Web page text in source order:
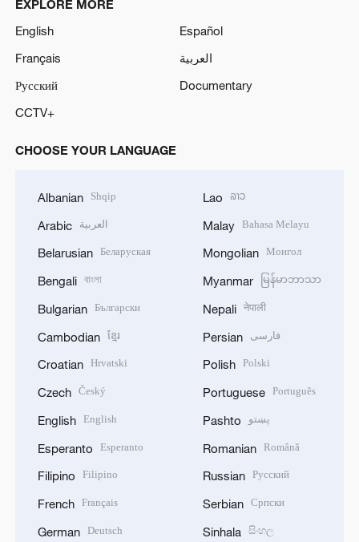
EXPLORE MORE
English
Español
Français
العربية
Русский
Documentary
CCTV+
CHOOSE YOUR LANGUAGE
Albanian Shqip
Arabic العربية
Belarusian Беларуская
Bengali বাংলা
Bulgarian Български
Cambodian ខ្មែរ
Croatian Hrvatski
Czech Český
English English
Esperanto Esperanto
Filipino Filipino
French Français
German Deutsch
Lao ລາວ
Malay Bahasa Melayu
Mongolian Монгол
Myanmar မြန်မာဘာသာ
Nepali नेपाली
Persian فارسی
Polish Polski
Portuguese Português
Pashto پښتو
Romanian Română
Russian Русский
Serbian Српски
Sinhala සිංහල